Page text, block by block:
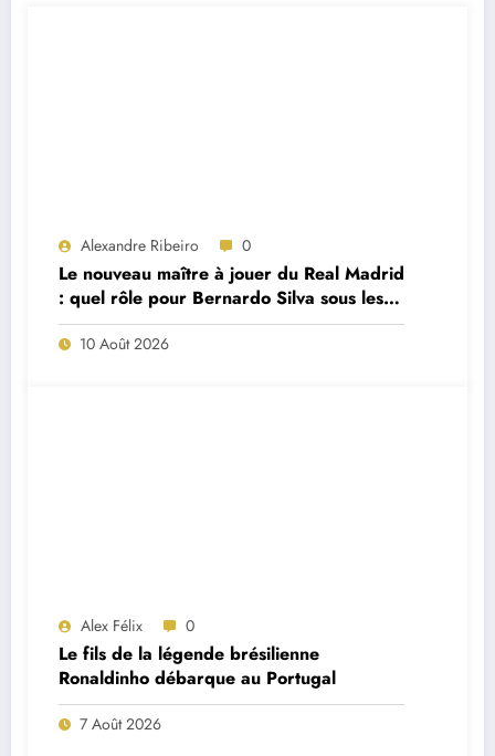
Alexandre Ribeiro 0
Le nouveau maître à jouer du Real Madrid
: quel rôle pour Bernardo Silva sous les
ordres de José Mourinho ?
10 Août 2026
Alex Félix 0
Le fils de la légende brésilienne
Ronaldinho débarque au Portugal
7 Août 2026